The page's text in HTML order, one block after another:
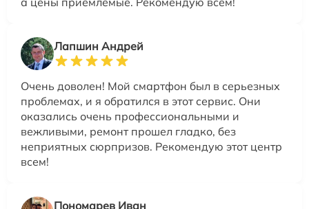
Лапшин Андрей
Очень доволен! Мой смартфон был в серьезных
проблемах, и я обратился в этот сервис. Они
оказались очень профессиональными и
вежливыми, ремонт прошел гладко, без
неприятных сюрпризов. Рекомендую этот центр
всем!
Пономарев Иван